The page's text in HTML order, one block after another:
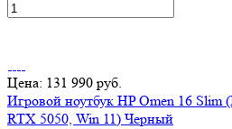
Цена: 131 990 руб.
Игровой ноутбук HP Omen 16 Slim
RTX 5050, Win 11) Черный